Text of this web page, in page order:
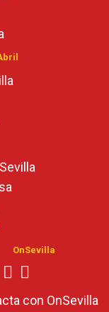
OnSevilla
con OnSevilla